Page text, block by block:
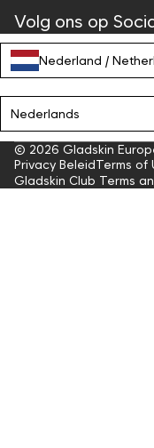
Volg ons op
Nederland /
Language
Nederlands
© 2026 Gladskin
Privacy BeleidTerms of
Gladskin Club Terms